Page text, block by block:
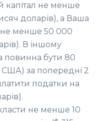
капітал не менше
доларів), а Ваша
не менше 50 000
В іншому
повинна бути 80
США) за попередні 2
податки на
не менше 10